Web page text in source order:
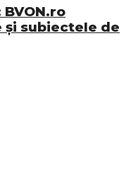
subiectele de